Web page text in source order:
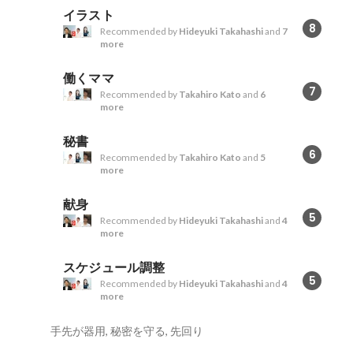
イラスト
8
Recommended by Hideyuki Takahashiand 7
more
働くママ
7
Recommended by Takahiro Kato and 6
more
秘書
6
Recommended by Takahiro Kato and 5
more
献身
5
Recommended by Hideyuki Takahashiand 4
more
スケジュール調整
5
Recommended by Hideyuki Takahashiand 4
more
手先が器用, 秘密を守る, 先回り